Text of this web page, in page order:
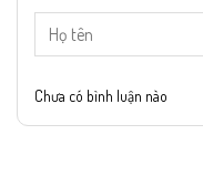
Chưa có bình luận nào